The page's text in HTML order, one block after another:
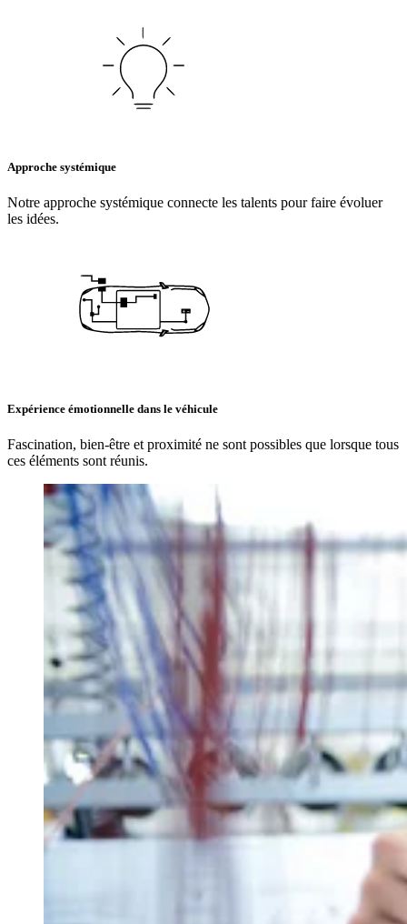
Approche systémique
Notre approche systémique connecte les talents pour faire évoluer
les idées.
Expérience émotionnelle dans le véhicule
Fascination, bien-être et proximité ne sont possibles que lorsque tous
ces éléments sont réunis.